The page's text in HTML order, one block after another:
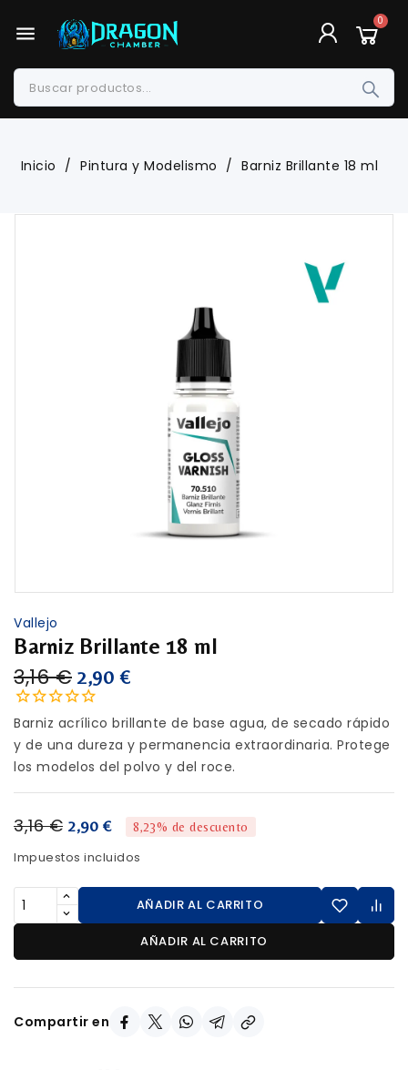
menu
Inicio Pintura y Modelismo Barniz Brillante 18 ml
Vallejo
Barniz Brillante 18 ml
3,16 € 2,90 €
Barniz acrílico brillante de base agua, de secado rápido
y de una dureza y permanencia extraordinaria. Protege
los modelos del polvo y del roce.
3,16 € 2,90 € 8,23% de descuento
Impuestos incluidos
AÑADIR AL CARRITO
AÑADIR AL CARRITO
Compartir en